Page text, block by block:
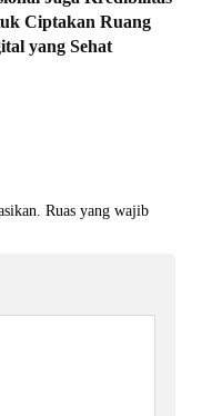
Ciptakan Ruang
yang Sehat
Ruas yang wajib